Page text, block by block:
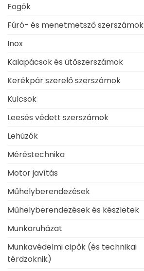
Fogók
Fúró- és menetmetsző szerszámok
Inox
Kalapácsok és ütőszerszámok
Kerékpár szerelő szerszámok
Kulcsok
Leesés védett szerszámok
Lehúzók
Méréstechnika
Motor javítás
Műhelyberendezések
Műhelyberendezések és készletek
Munkaruházat
Munkavédelmi cipők (és technikai
térdzoknik)